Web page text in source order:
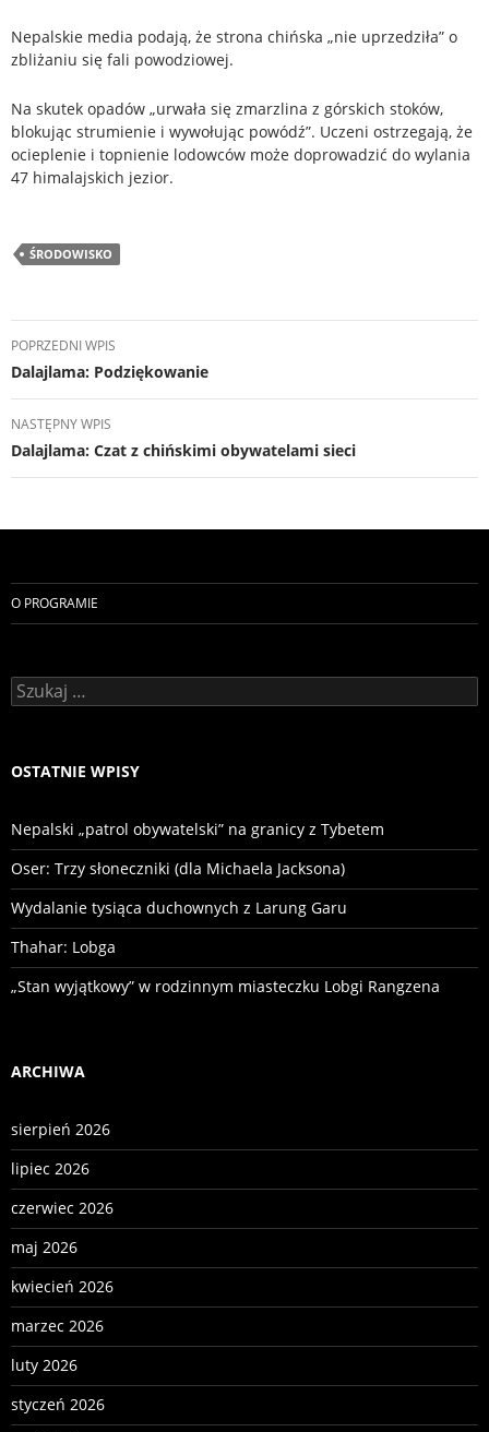
Nepalskie media podają, że strona chińska „nie uprzedziła” o
zbliżaniu się fali powodziowej.
Na skutek opadów „urwała się zmarzlina z górskich stoków,
blokując strumienie i wywołując powódź”. Uczeni ostrzegają, że
ocieplenie i topnienie lodowców może doprowadzić do wylania
47 himalajskich jezior.
ŚRODOWISKO
Nawigacja
wpisu
POPRZEDNI WPIS
Dalajlama: Podziękowanie
NASTĘPNY WPIS
Dalajlama: Czat z chińskimi obywatelami sieci
O PROGRAMIE
Szukaj:
OSTATNIE WPISY
Nepalski „patrol obywatelski” na granicy z Tybetem
Oser: Trzy słoneczniki (dla Michaela Jacksona)
Wydalanie tysiąca duchownych z Larung Garu
Thahar: Lobga
„Stan wyjątkowy” w rodzinnym miasteczku Lobgi Rangzena
ARCHIWA
sierpień 2026
lipiec 2026
czerwiec 2026
maj 2026
kwiecień 2026
marzec 2026
luty 2026
styczeń 2026